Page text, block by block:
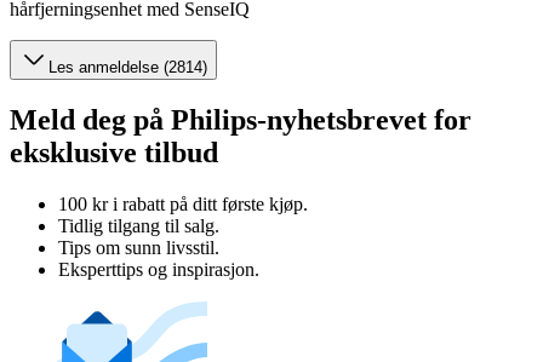
hårfjerningsenhet med SenseIQ
Les anmeldelse (2814)
Meld deg på Philips-nyhetsbrevet for
eksklusive tilbud
100 kr i rabatt på ditt første kjøp.
Tidlig tilgang til salg.
Tips om sunn livsstil.
Eksperttips og inspirasjon.